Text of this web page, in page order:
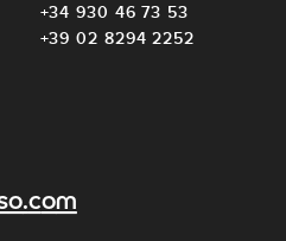
+34 930 46 73 53
+39 02 8294 2252